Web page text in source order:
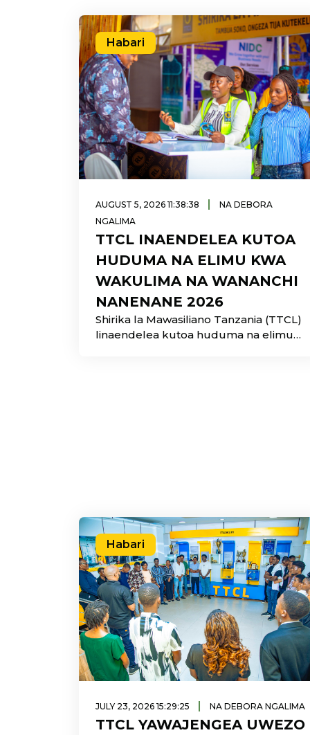
Habari
AUGUST 5, 2026 11:38:38
NA DEBORA
NGALIMA
TTCL INAENDELEA KUTOA
HUDUMA NA ELIMU KWA
WAKULIMA NA WANANCHI
NANENANE 2026
Shirika la Mawasiliano Tanzania (TTCL)
linaendelea kutoa huduma na elimu
Habari
JULY 23, 2026 15:29:25 NA DEBORA NGALIMA
TTCL YAWAJENGEA UWEZO